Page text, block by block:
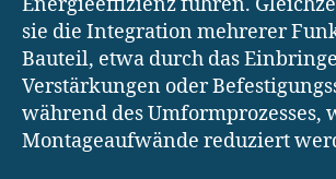
Energieeffizienz führen.
sie die Integration mehrerer
Bauteil, etwa durch das
Verstärkungen oder
während des Umformprozesses,
Montageaufwände reduziert